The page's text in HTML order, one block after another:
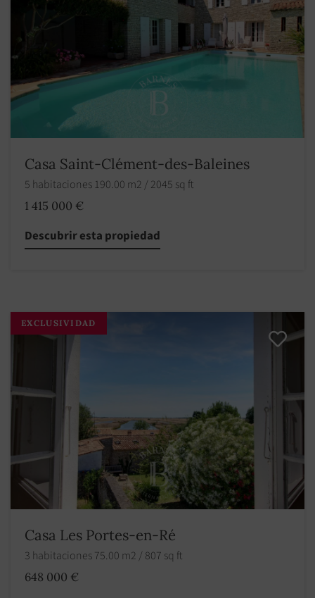
Casa Saint-Clément-des-Baleines
5 habitaciones 190.00 m2 / 2045 sq ft
1 415 000 €
Descubrir esta propiedad
EXCLUSIVIDAD
Casa Les Portes-en-Ré
3 habitaciones 75.00 m2 / 807 sq ft
648 000 €